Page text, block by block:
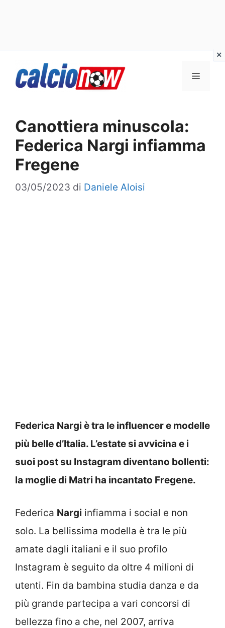
Menu
Canottiera minuscola:
Federica Nargi infiamma
Fregene
03/05/2023 di Daniele Aloisi
Federica Nargi è tra le influencer e modelle
più belle d’Italia. L’estate si avvicina e i
suoi post su Instagram diventano bollenti:
la moglie di Matri ha incantato Fregene.
Federica Nargi infiamma i social e non
solo. La bellissima modella è tra le più
amate dagli italiani e il suo profilo
Instagram è seguito da oltre 4 milioni di
utenti. Fin da bambina studia danza e da
più grande partecipa a vari concorsi di
bellezza fino a che, nel 2007, arriva